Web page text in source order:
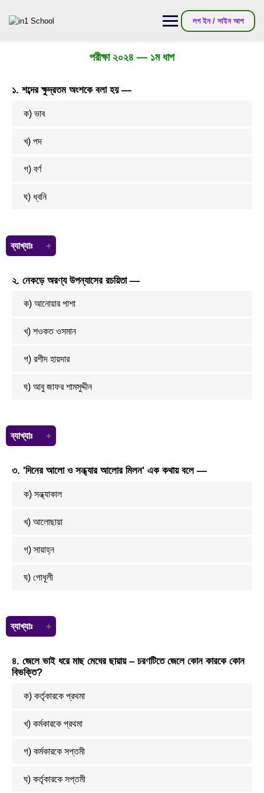
লগ ইন / সাইন আপ
পরীক্ষা ২০২৪ — ১ম ধাপ
১. শব্দের ক্ষুদ্রতম অংশকে বলা হয় —
ক) ভাব
খ) পদ
গ) বর্ণ
ঘ) ধ্বনি
ব্যাখ্যাঃ
বলে। শব্দের ক্ষুদ্রতম অংশকে/এককে ধ্বনি বলে।
২. নেকড়ে অরণ্য উপন্যাসের রচয়িতা —
ক) আনোয়ার পাশা
খ) শওকত ওসমান
গ) রশীদ হায়দার
ঘ) আবু জাফর শামসুদ্দীন
ব্যাখ্যাঃ
(১৯৫৮), ক্রীতদাসের হাসি (১৯৬২), সমাগম (১৯৬৭), চৌরসন্ধি (১৯৬৮), রাজা
অরণ্য (১৯৭৩), পতঙ্গ পিঞ্জর (১৯৮৩), আর্তনাদ (১৯৮৫), জলাঙ্গী (১৯৮৬), রাজপুরুষ
৩. 'দিনের আলো ও সন্ধ্যার আলোর মিলন' এক কথায় বলে —
ক) সন্ধ্যাকাল
খ) আলোছায়া
গ) সায়াহ্ন
ঘ) গোধূলী
ব্যাখ্যাঃ
দিনের শেষ ভাগ — অপরাহ্ন।
দিনের আলো ও সন্ধার আঁধারের মিলন — গোধূলী।
৪. জেলে ভাই ধরে মাছ মেঘের ছায়ায় – চরণটিতে জেলে কোন কারকে কোন
বিভক্তি?
ক) কর্তৃকারকে প্রথমা
খ) কর্মকারকে প্রথমা
গ) কর্মকারকে সপ্তমী
ঘ) কর্তৃকারকে সপ্তমী